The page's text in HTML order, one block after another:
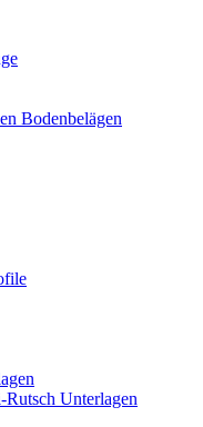
Bodenbelägen
Unterlagen